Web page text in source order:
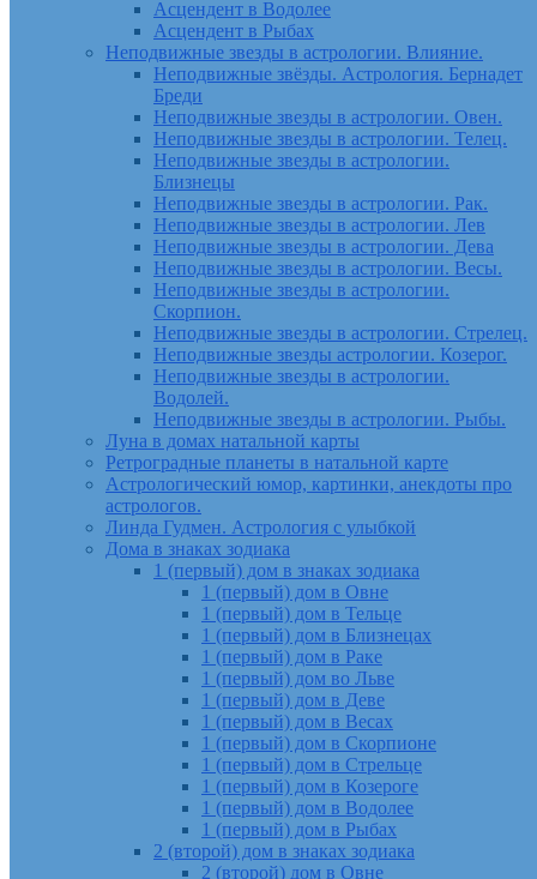
Асцендент в Водолее
Асцендент в Рыбах
Неподвижные звезды в астрологии. Влияние.
Неподвижные звёзды. Астрология. Бернадет
Бреди
Неподвижные звезды в астрологии. Овен.
Неподвижные звезды в астрологии. Телец.
Неподвижные звезды в астрологии.
Близнецы
Неподвижные звезды в астрологии. Рак.
Неподвижные звезды в астрологии. Лев
Неподвижные звезды в астрологии. Дева
Неподвижные звезды в астрологии. Весы.
Неподвижные звезды в астрологии.
Скорпион.
Неподвижные звезды в астрологии. Стрелец.
Неподвижные звезды астрологии. Козерог.
Неподвижные звезды в астрологии.
Водолей.
Неподвижные звезды в астрологии. Рыбы.
Луна в домах натальной карты
Ретроградные планеты в натальной карте
Астрологический юмор, картинки, анекдоты про
астрологов.
Линда Гудмен. Астрология с улыбкой
Дома в знаках зодиака
1 (первый) дом в знаках зодиака
1 (первый) дом в Овне
1 (первый) дом в Тельце
1 (первый) дом в Близнецах
1 (первый) дом в Раке
1 (первый) дом во Льве
1 (первый) дом в Деве
1 (первый) дом в Весах
1 (первый) дом в Скорпионе
1 (первый) дом в Стрельце
1 (первый) дом в Козероге
1 (первый) дом в Водолее
1 (первый) дом в Рыбах
2 (второй) дом в знаках зодиака
2 (второй) дом в Овне